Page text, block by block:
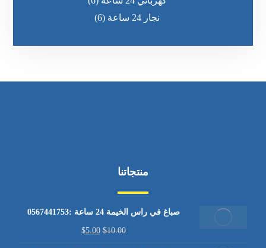
نجار 24 ساعة
(6)
منتجاتنا
صباغ في راس الخيمة 24 ساعة :0567441753
$10.00
$5.00